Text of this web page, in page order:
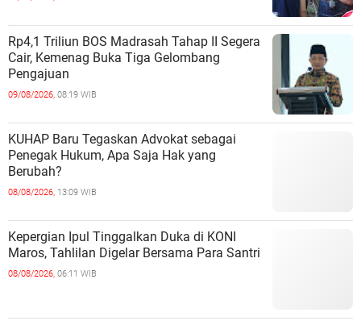
Rp4,1 Triliun BOS Madrasah Tahap II Segera
Cair, Kemenag Buka Tiga Gelombang
Pengajuan
09/08/2026, 08:19 WIB
KUHAP Baru Tegaskan Advokat sebagai
Penegak Hukum, Apa Saja Hak yang
Berubah?
08/08/2026, 13:09 WIB
Kepergian Ipul Tinggalkan Duka di KONI
Maros, Tahlilan Digelar Bersama Para Santri
08/08/2026, 06:11 WIB